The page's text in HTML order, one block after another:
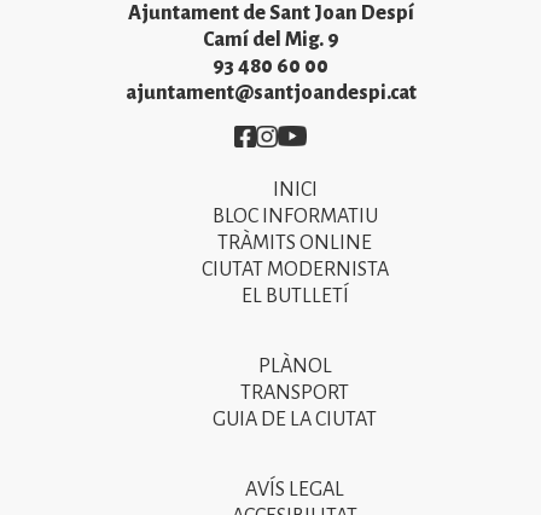
Ajuntament de Sant Joan Despí
Camí del Mig. 9
93 480 60 00
ajuntament@santjoandespi.cat
Imatge
Imatge
Imatge
INICI
BLOC INFORMATIU
TRÀMITS ONLINE
CIUTAT MODERNISTA
EL BUTLLETÍ
PLÀNOL
TRANSPORT
GUIA DE LA CIUTAT
AVÍS LEGAL